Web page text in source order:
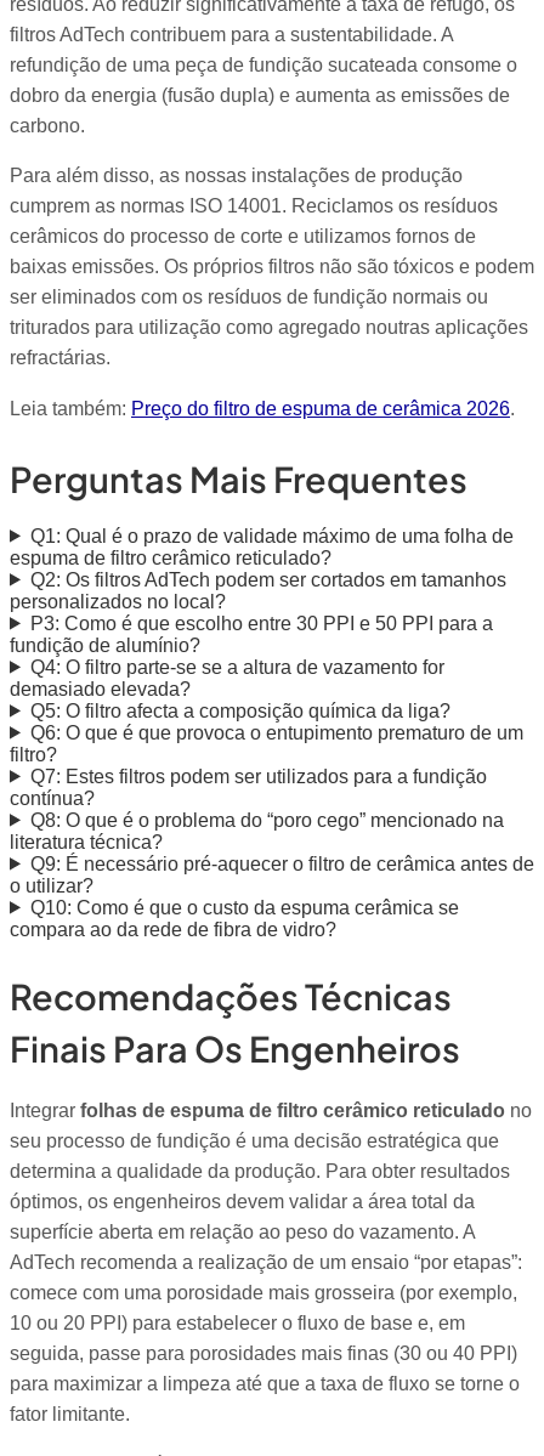
filtros AdTech contribuem para a sustentabilidade. A
refundição de uma peça de fundição sucateada consome o
dobro da energia (fusão dupla) e aumenta as emissões de
carbono.
Para além disso, as nossas instalações de produção
cumprem as normas ISO 14001. Reciclamos os resíduos
cerâmicos do processo de corte e utilizamos fornos de
baixas emissões. Os próprios filtros não são tóxicos e podem
ser eliminados com os resíduos de fundição normais ou
triturados para utilização como agregado noutras aplicações
refractárias.
Leia também: Preço do filtro de espuma de cerâmica 2026.
Perguntas Mais Frequentes
Q1: Qual é o prazo de validade máximo de uma folha de
espuma de filtro cerâmico reticulado?
Q2: Os filtros AdTech podem ser cortados em tamanhos
personalizados no local?
P3: Como é que escolho entre 30 PPI e 50 PPI para a
fundição de alumínio?
Q4: O filtro parte-se se a altura de vazamento for
demasiado elevada?
Q5: O filtro afecta a composição química da liga?
Q6: O que é que provoca o entupimento prematuro de um
filtro?
Q7: Estes filtros podem ser utilizados para a fundição
contínua?
Q8: O que é o problema do “poro cego” mencionado na
literatura técnica?
Q9: É necessário pré-aquecer o filtro de cerâmica antes de
o utilizar?
Q10: Como é que o custo da espuma cerâmica se
compara ao da rede de fibra de vidro?
Recomendações Técnicas
Finais Para Os Engenheiros
Integrar folhas de espuma de filtro cerâmico reticulado no
seu processo de fundição é uma decisão estratégica que
determina a qualidade da produção. Para obter resultados
óptimos, os engenheiros devem validar a área total da
superfície aberta em relação ao peso do vazamento. A
AdTech recomenda a realização de um ensaio “por etapas”:
comece com uma porosidade mais grosseira (por exemplo,
10 ou 20 PPI) para estabelecer o fluxo de base e, em
seguida, passe para porosidades mais finas (30 ou 40 PPI)
para maximizar a limpeza até que a taxa de fluxo se torne o
fator limitante.